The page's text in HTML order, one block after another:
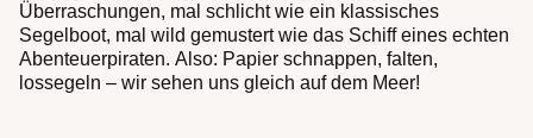
Überraschungen, mal schlicht wie ein klassisches
Segelboot, mal wild gemustert wie das Schiff eines echten
Abenteuerpiraten. Also: Papier schnappen, falten,
lossegeln – wir sehen uns gleich auf dem Meer!